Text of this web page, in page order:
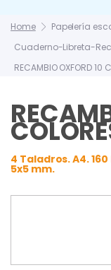
Home
Papelería
Cuaderno-Libreta-
RECAMBIO OXFORD 10
4 Taladros. A4.
5x5 mm.